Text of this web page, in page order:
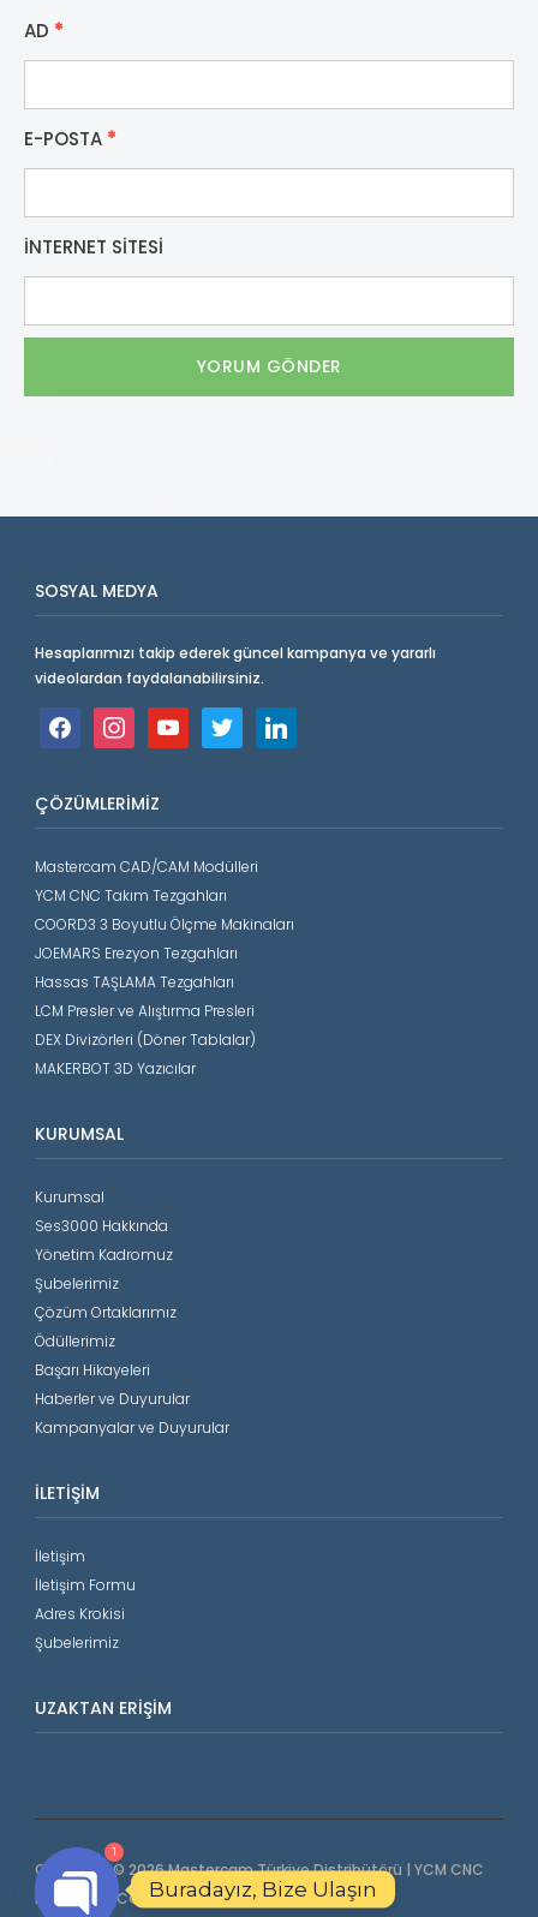
AD *
E-POSTA *
İNTERNET SITESI
SOSYAL MEDYA
Hesaplarımızı takip ederek güncel kampanya ve yararlı
videolardan faydalanabilirsiniz.
facebookinstagramyoutube twitter linkedin
ÇÖZÜMLERIMIZ
Mastercam CAD/CAM Modülleri
YCM CNC Takım Tezgahları
COORD3 3 Boyutlu Ölçme Makinaları
JOEMARS Erezyon Tezgahları
Hassas TAŞLAMA Tezgahları
LCM Presler ve Alıştırma Presleri
DEX Divizörleri (Döner Tablalar)
MAKERBOT 3D Yazıcılar
KURUMSAL
Kurumsal
Ses3000 Hakkında
Yönetim Kadromuz
Şubelerimiz
Çözüm Ortaklarımız
Ödüllerimiz
Başarı Hikayeleri
Haberler ve Duyurular
Kampanyalar ve Duyurular
İLETIŞIM
İletişim
İletişim Formu
Adres Krokisi
Şubelerimiz
UZAKTAN ERIŞIM
Copyright © 2026 Mastercam Türkiye Distribütörü | YCM CNC
Makinalar | COORD3 CMM. All Rights Reserved.
Buradayız, Bize Ulaşın
1